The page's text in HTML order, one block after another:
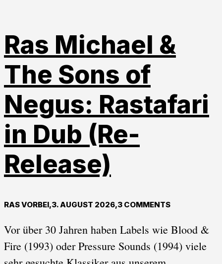
Ras Michael &
The Sons of
Negus: Rastafari
in Dub (Re-
Release)
RAS VORBEI,3. AUGUST 2026,3 COMMENTS
Vor über 30 Jahren haben Labels wie Blood &
Fire (1993) oder Pressure Sounds (1994) viele